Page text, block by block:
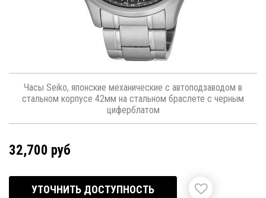
Часы Seiko, японские механические с автоподзаводом в
стальном корпусе 42мм на стальном браслете с черным
циферблатом
32,700 руб
УТОЧНИТЬ ДОСТУПНОСТЬ